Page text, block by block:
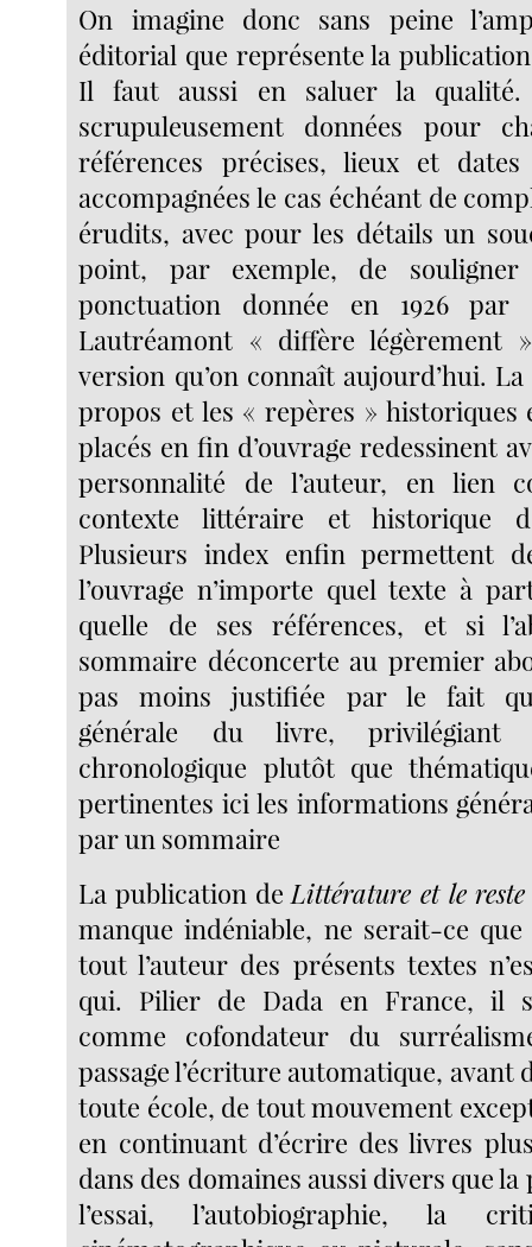
On imagine donc sans peine
éditorial que représente la
Il faut aussi en saluer la
scrupuleusement données pour
références précises, lieux et
accompagnées le cas échéant de
érudits, avec pour les détails un
point, par exemple, de
ponctuation donnée en 1926 par
Lautréamont « diffère légèrement
version qu’on connaît aujourd’hui.
propos et les « repères » historiques
placés en fin d’ouvrage redessinent
personnalité de l’auteur, en lien
contexte littéraire et historique
Plusieurs index enfin permettent
l’ouvrage n’importe quel texte à
quelle de ses références, et si
sommaire déconcerte au premier
pas moins justifiée par le fait
générale du livre, privilégiant
chronologique plutôt que
pertinentes ici les informations
par un sommaire
La publication de Littérature et le
manque indéniable, ne serait-ce que
tout l’auteur des présents textes
qui. Pilier de Dada en France, il
comme cofondateur du
passage l’écriture automatique, avant
toute école, de tout mouvement
en continuant d’écrire des livres
dans des domaines aussi divers que la
l’essai, l’autobiographie, la